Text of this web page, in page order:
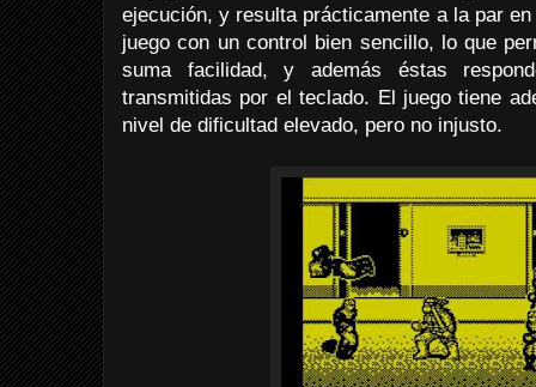
ejecución, y resulta prácticamente a la par
juego con un control bien sencillo, lo que
suma facilidad, y además éstas
transmitidas por el teclado. El juego tiene
nivel de dificultad elevado, pero no injusto.